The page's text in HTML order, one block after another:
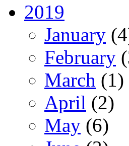
2019
January
February
March (1)
April (2)
May (6)